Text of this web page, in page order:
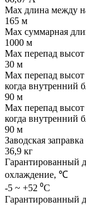
Max длина между
165 м
Max суммарная
1000 м
Max перепад
30 м
Max перепад
когда
90 м
Max перепад
когда
90 м
Заводская
36,9 кг
Гарантированный
охлаждение, ℃
-5 ~ +52 ⁰С
Гарантированный